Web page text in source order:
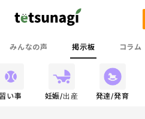
みんなの声 掲示板 コラム
い事 妊娠/出産 発達/発育